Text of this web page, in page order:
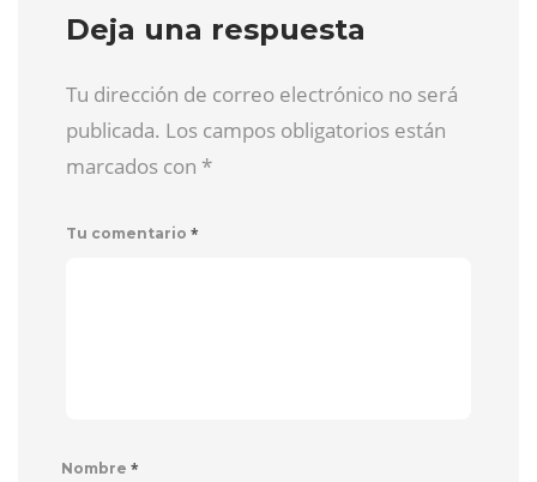
Deja una respuesta
Tu dirección de correo electrónico no será
publicada. Los campos obligatorios están
marcados con *
Tu comentario *
Nombre *